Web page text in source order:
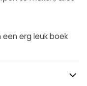
een erg leuk boek